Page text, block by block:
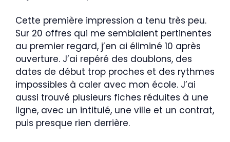
Cette première impression a tenu très peu.
Sur 20 offres qui me semblaient pertinentes
au premier regard, j’en ai éliminé 10 après
ouverture. J’ai repéré des doublons, des
dates de début trop proches et des rythmes
impossibles à caler avec mon école. J’ai
aussi trouvé plusieurs fiches réduites à une
ligne, avec un intitulé, une ville et un contrat,
puis presque rien derrière.